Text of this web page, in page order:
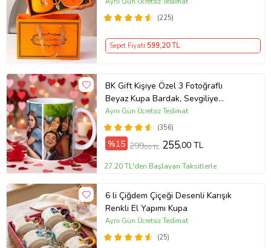
(225)
Sepet Fiyatı 599,20 TL
BK Gift Kişiye Özel 3 Fotoğraflı
Beyaz Kupa Bardak, Sevgiliye
Hediye, Arkadaşa Hediye
(356)
Aynı Gün Ücretsiz Teslimat
%15 299,00 TL 255,00 TL
27,20 TL'den Başlayan Taksitlerle
6 li Çiğdem Çiçeği Desenli Karışık
Renkli El Yapımı Kupa
(25)
Aynı Gün Ücretsiz Teslimat